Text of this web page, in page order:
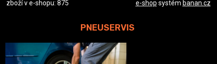
zboží v e-shopu: 875 e-shop systém banan.cz
PNEUSERVIS